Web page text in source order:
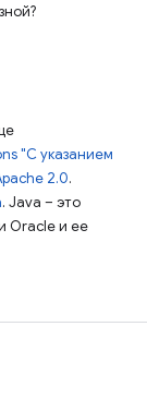
"С указанием
2.0.
. Java – это
Oracle и ее